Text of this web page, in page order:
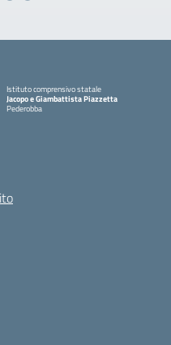
Istituto comprensivo statale
Jacopo e Giambattista Piazzetta
Pederobba